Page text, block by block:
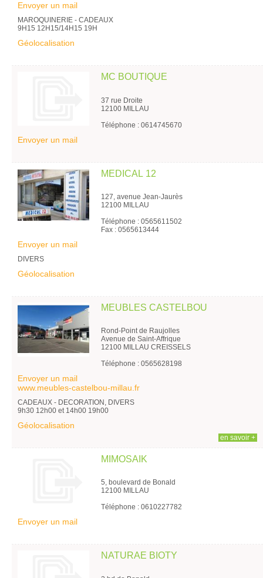
Envoyer un mail
MAROQUINERIE - CADEAUX
9H15 12H15/14H15 19H
Géolocalisation
MC BOUTIQUE
37 rue Droite
12100 MILLAU
Téléphone : 0614745670
Envoyer un mail
MEDICAL 12
127, avenue Jean-Jaurès
12100 MILLAU
Téléphone : 0565611502
Fax : 0565613444
Envoyer un mail
DIVERS
Géolocalisation
MEUBLES CASTELBOU
Rond-Point de Raujolles
Avenue de Saint-Affrique
12100 MILLAU CREISSELS
Téléphone : 0565628198
Envoyer un mail
www.meubles-castelbou-millau.fr
CADEAUX - DECORATION, DIVERS
9h30 12h00 et 14h00 19h00
Géolocalisation
en savoir +
MIMOSAIK
5, boulevard de Bonald
12100 MILLAU
Téléphone : 0610227782
Envoyer un mail
NATURAE BIOTY